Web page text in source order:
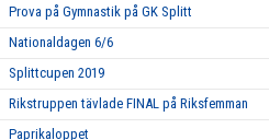
Prova på Gymnastik på GK Splitt
Nationaldagen 6/6
Splittcupen 2019
Rikstruppen tävlade FINAL på Riksfemman
Paprikaloppet